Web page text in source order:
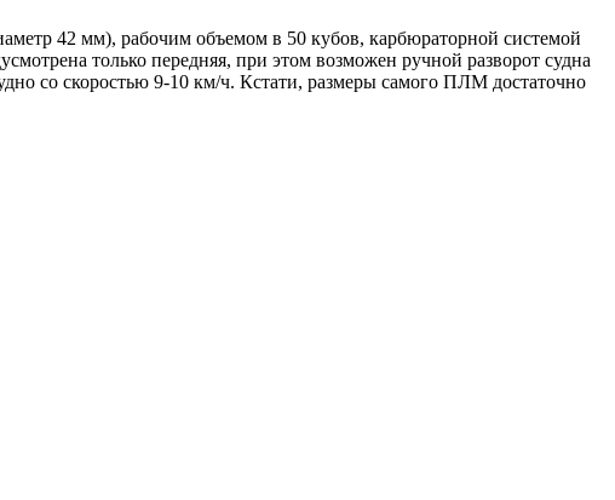
42 мм), рабочим объемом в 50 кубов, карбюраторной системой
только передняя, при этом возможен ручной разворот судна
со скоростью 9-10 км/ч. Кстати, размеры самого ПЛМ достаточно